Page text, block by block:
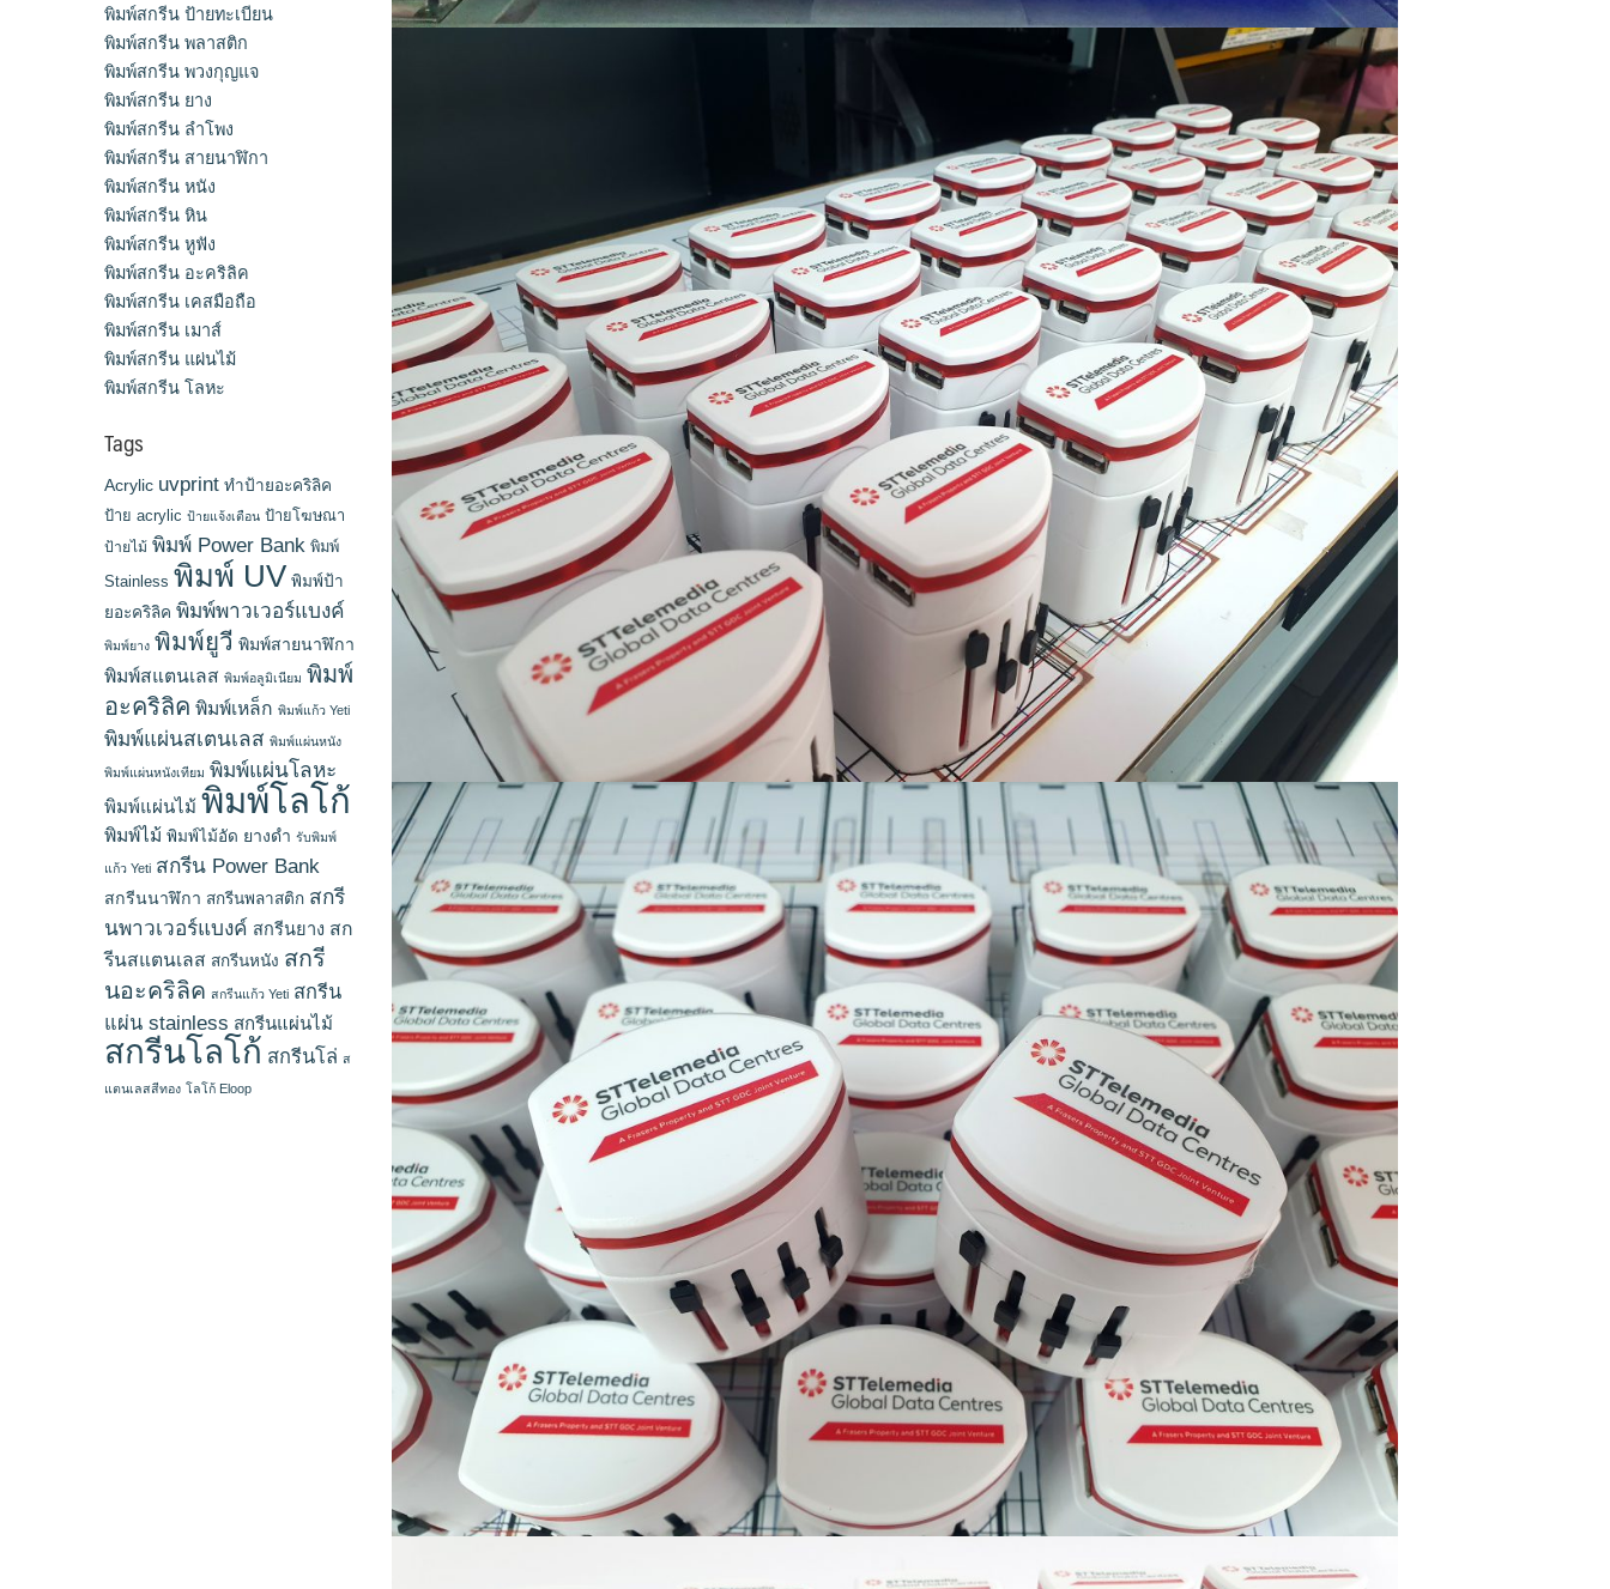
พิมพ์สกรีน ป้ายทะเบียน
พิมพ์สกรีน พลาสติก
พิมพ์สกรีน พวงกุญแจ
พิมพ์สกรีน ยาง
พิมพ์สกรีน ลำโพง
พิมพ์สกรีน สายนาฬิกา
พิมพ์สกรีน หนัง
พิมพ์สกรีน หิน
พิมพ์สกรีน หูฟัง
พิมพ์สกรีน อะคริลิค
พิมพ์สกรีน เคสมือถือ
พิมพ์สกรีน เมาส์
พิมพ์สกรีน แผ่นไม้
พิมพ์สกรีน โลหะ
Tags
Acrylic uvprint ทำป้ายอะคริลิค
ป้าย acrylic ป้ายแจ้งเตือน ป้ายโฆษณา
ป้ายไม้ พิมพ์ Power Bank พิมพ์
Stainless พิมพ์ UV พิมพ์ป้า
ยอะคริลิค พิมพ์พาวเวอร์แบงค์
พิมพ์ยาง พิมพ์ยูวี พิมพ์สายนาฬิกา
พิมพ์สแตนเลส พิมพ์อลูมิเนียม พิมพ์
อะคริลิค พิมพ์เหล็ก พิมพ์แก้ว Yeti
พิมพ์แผ่นสเตนเลส พิมพ์แผ่นหนัง
พิมพ์แผ่นหนังเทียม พิมพ์แผ่นโลหะ
พิมพ์แผ่นไม้ พิมพ์โลโก้
พิมพ์ไม้ พิมพ์ไม้อัด ยางดำ รับพิมพ์
แก้ว Yeti สกรีน Power Bank
สกรีนนาฬิกา สกรีนพลาสติก สกรี
นพาวเวอร์แบงค์ สกรีนยาง สก
รีนสแตนเลส สกรีนหนัง สกรี
นอะคริลิค สกรีนแก้ว Yeti สกรีน
แผ่น stainless สกรีนแผ่นไม้
สกรีนโลโก้ สกรีนโล่ ส
แตนเลสสีทอง โลโก้ Eloop